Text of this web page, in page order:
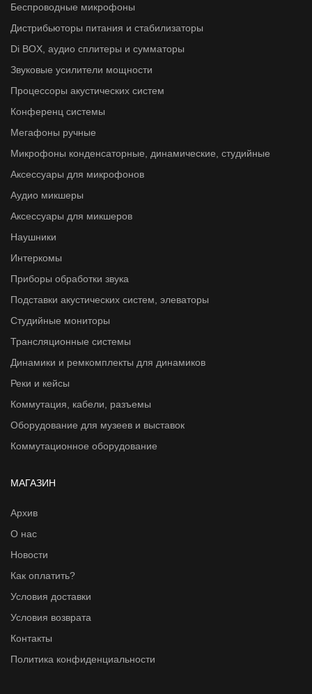
Беспроводные микрофоны
Дистрибьюторы питания и стабилизаторы
Di BOX, аудио сплитеры и сумматоры
Звуковые усилители мощности
Процессоры акустических систем
Конференц системы
Мегафоны ручные
Микрофоны конденсаторные, динамические, студийные
Аксессуары для микрофонов
Аудио микшеры
Аксессуары для микшеров
Наушники
Интеркомы
Приборы обработки звука
Подставки акустических систем, элеваторы
Студийные мониторы
Трансляционные системы
Динамики и ремкомплекты для динамиков
Реки и кейсы
Коммутация, кабели, разъемы
Оборудование для музеев и выставок
Коммутационное оборудование
МАГАЗИН
Архив
О нас
Новости
Как оплатить?
Условия доставки
Условия возврата
Контакты
Политика конфиденциальности